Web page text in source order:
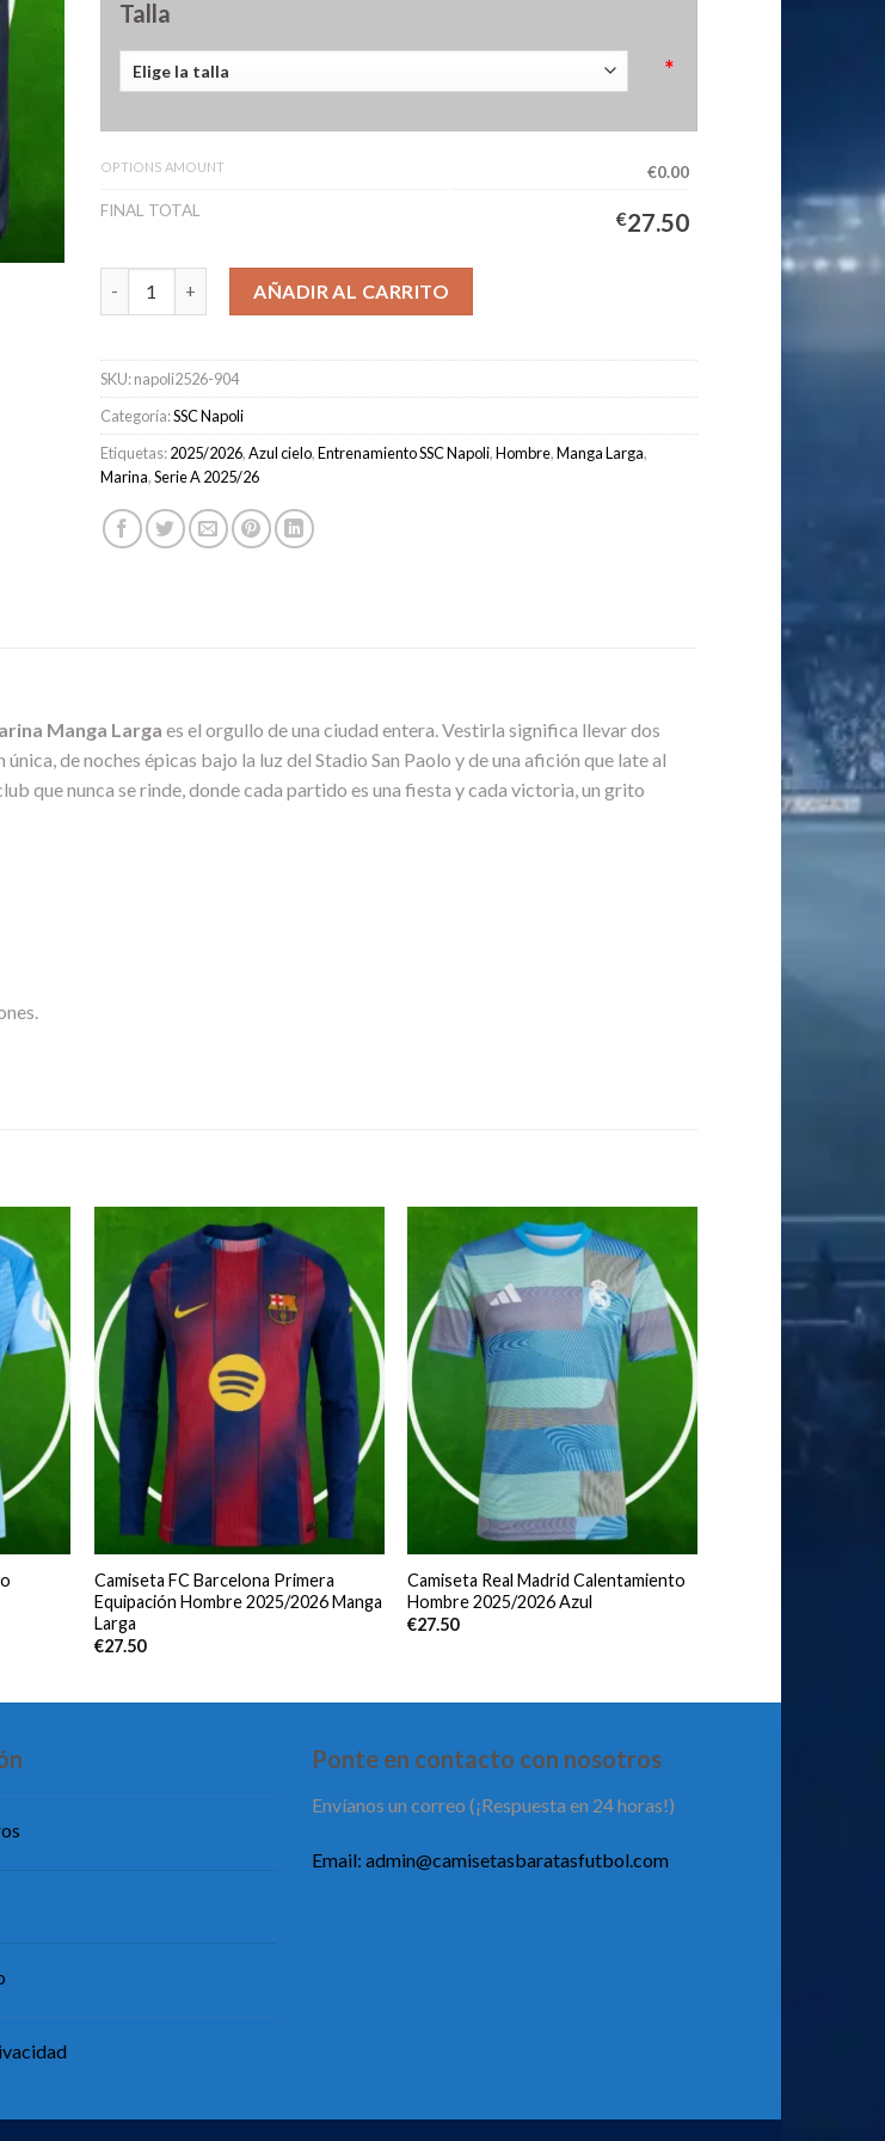
Talla
*
OPTIONS AMOUNT
€0.00
FINAL TOTAL
€27.50
Camiseta Pre-Partido SSC Napoli Hombre 2025/2026 Marina Manga Larga cantidad
AÑADIR AL CARRITO
SKU:napoli2526-904
Categoría:SSC Napoli
Etiquetas:2025/2026,Azul cielo,Entrenamiento SSC Napoli,Hombre,Manga Larga,
Marina,Serie A 2025/26
Manga Larga es el orgullo de una ciudad entera. Vestirla significa llevar dos
de noches épicas bajo la luz del Stadio San Paolo y de una afición que late al
que nunca se rinde, donde cada partido es una fiesta y cada victoria, un grito
Camiseta FC Barcelona Primera
Equipación Hombre 2025/2026 Manga
Larga
€27.50
Camiseta Real Madrid Calentamiento
Hombre 2025/2026 Azul
€27.50
Ponte en contacto con nosotros
Envíanos un correo (¡Respuesta en 24 horas!)
Email: admin@camisetasbaratasfutbol.com